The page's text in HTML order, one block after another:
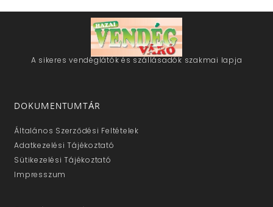
A sikeres vendéglátók és szállásadók szakmai lapja
DOKUMENTUMTÁR
Általános Szerződési Feltételek
Adatkezelési Tájékoztató
Sütikezelési Tájékoztató
Impresszum